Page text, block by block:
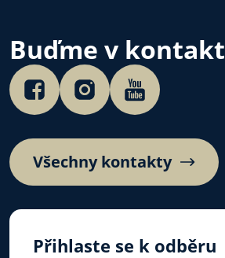
Buďme v
Všechny kontakty
Přihlaste se k odběru